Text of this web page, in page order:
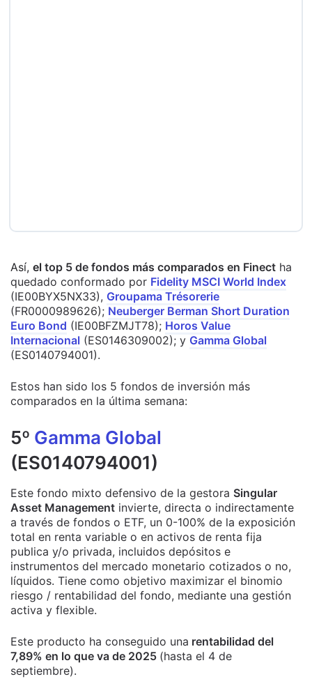
Así, el top 5 de fondos más comparados en Finect ha
quedado conformado por Fidelity MSCI World Index
(IE00BYX5NX33), Groupama Trésorerie
(FR0000989626); Neuberger Berman Short Duration
Euro Bond (IE00BFZMJT78); Horos Value
Internacional (ES0146309002); y Gamma Global
(ES0140794001).
Estos han sido los 5 fondos de inversión más
comparados en la última semana:
5º Gamma Global
(ES0140794001)
Este fondo mixto defensivo de la gestora Singular
Asset Management invierte, directa o indirectamente
a través de fondos o ETF, un 0-100% de la exposición
total en renta variable o en activos de renta fija
publica y/o privada, incluidos depósitos e
instrumentos del mercado monetario cotizados o no,
líquidos. Tiene como objetivo maximizar el binomio
riesgo / rentabilidad del fondo, mediante una gestión
activa y flexible.
Este producto ha conseguido una rentabilidad del
7,89% en lo que va de 2025 (hasta el 4 de
septiembre).